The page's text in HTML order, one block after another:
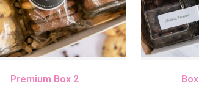
Premium Box 2